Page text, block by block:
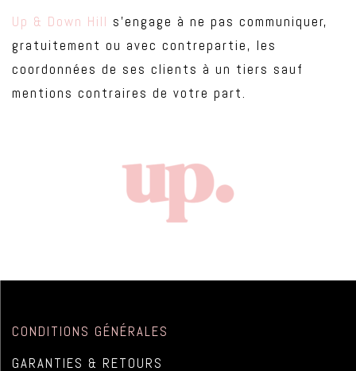
Up & Down Hill s’engage à ne pas communiquer,
gratuitement ou avec contrepartie, les
coordonnées de ses clients à un tiers sauf
mentions contraires de votre part.
CONDITIONS GÉNÉRALES
GARANTIES & RETOURS